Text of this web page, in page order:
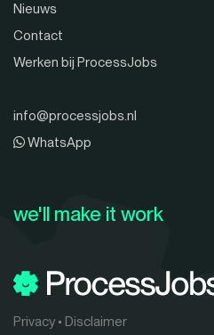
Nieuws
Contact
Werken bij ProcessJobs
info@processjobs.nl
WhatsApp
Privacy• Disclaimer
we'll make it work